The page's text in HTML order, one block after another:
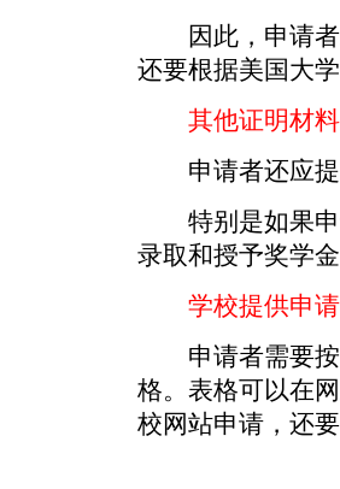
因此，申请者
还要根据美国大
其他证明材料
申请者还应提
特别是如果申
录取和授予奖学金
学校提供申
申请者需要按
格。表格可以在
校网站申请，还